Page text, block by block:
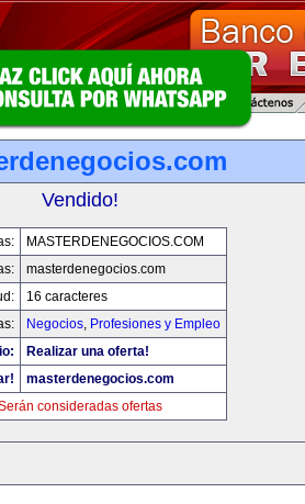
Vendido!
MASTERDENEGOCIOS.COM
masterdenegocios.com
16 caracteres
Negocios, Profesiones y Empleo
Realizar una oferta!
masterdenegocios.com
consideradas ofertas